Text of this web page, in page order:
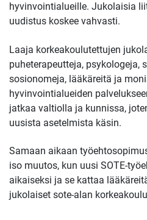
hyvinvointialueille. Jukolaisia
uudistus koskee vahvasti.
Laaja korkeakoulutettujen
puheterapeutteja, psykologeja,
sosionomeja, lääkäreitä ja
hyvinvointialueiden
jatkaa valtiolla ja kunnissa,
uusista asetelmista käsin.
Samaan aikaan
iso muutos, kun uusi SOTE-
aikaiseksi ja se kattaa
jukolaiset sote-alan